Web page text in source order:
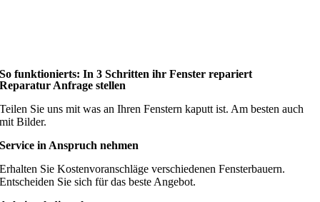
So funktionierts: In 3 Schritten ihr Fenster repariert
Reparatur Anfrage stellen
Teilen Sie uns mit was an Ihren Fenstern kaputt ist. Am besten auch
mit Bilder.
Service in Anspruch nehmen
Erhalten Sie Kostenvoranschläge verschiedenen Fensterbauern.
Entscheiden Sie sich für das beste Angebot.